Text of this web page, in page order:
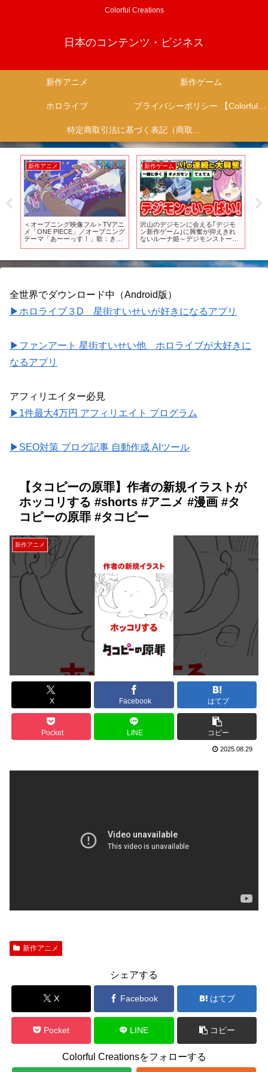
Colorful Creations
日本のコンテンツ・ビジネス
新作アニメ 新作ゲーム
ホロライブ プライバシーポリシー 【Colorful Creation】
特定商取引法に基づく表記（商取引に関する開示）
新作アニメ
＜オープニング映像フル＞TVアニ
メ「ONE PIECE」／オープニング
テーマ「あーーっす！」歌：きた
新作ゲーム
沢山のデジモンに会える｢デジモ
ン新作ゲーム｣に興奮が抑えきれ
ないルーナ姫～デジモンストーリ
抜き】
め
全世界でダウンロード中（Android版）
▶ホロライブ３D 星街すいせいが好きになるアプリ
▶ファンアート 星街すいせい他 ホロライブが大好きに
なるアプリ
アフィリエイター必見
▶1件最大4万円 アフィリエイト プログラム
▶SEO対策 ブログ記事 自動作成 AIツール
【タコピーの原罪】作者の新規イラストが
ホッコリする #shorts #アニメ #漫画 #タ
コピーの原罪 #タコピー
新作アニメ
X Facebook はてブ
Pocket LINE コピー
2025.08.29
新作アニメ
シェアする
X Facebook はてブ
Pocket LINE コピー
Colorful Creationsをフォローする